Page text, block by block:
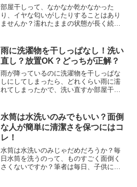
部屋干しって、なかなか乾かなかった
り、イヤな匂いがしたりすることはあり
ませんか？濡れたままの状態が長く続く
は、サーキュレーターを置いてみましょ
う！乾き方が劇的に変化しま...
雨に洗濯物を干しっぱなし！洗い
直し？放置OK？どっちが正解？
雨が降っているのに洗濯物を干しっぱな
しにしてしまったら、どれくらい雨に濡
れてしまったかで、洗い直すか部屋干し
き！ついうっかり雨が降っているにも関
わらず、洗濯物を干しっぱな...
水筒は水洗いのみでもいい？面倒
な人が簡単に清潔さを保つにはコ
レ！
水筒は水洗いのみじゃだめだろうか？毎
日水筒を洗うのって、ものすごく面倒く
さくないですか？筆者は毎日、子供に水